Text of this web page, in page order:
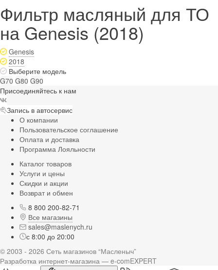
Фильтр масляный для ТО
на Genesis (2018)
Genesis
2018
Выберите модель
G70 G80 G90
Присоединяйтесь к нам
Запись в автосервис
О компании
Пользовательское соглашение
Оплата и доставка
Программа Лояльности
Каталог товаров
Услуги и цены
Скидки и акции
Возврат и обмен
8 800 200-82-71
Все магазины
sales@maslenych.ru
с 8:00 до 20:00
© 2003 - 2026 Сеть магазинов “Масленыч”
Разработка интернет-магазина — e-comEXPERT